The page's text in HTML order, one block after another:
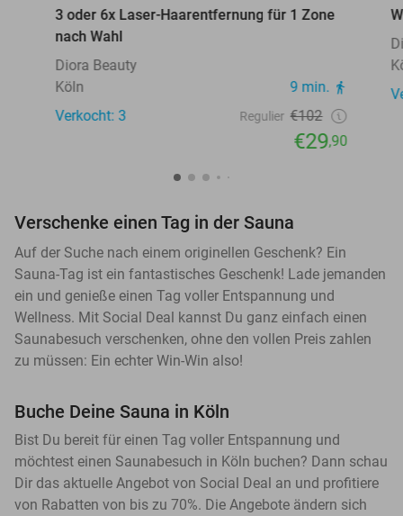
3 oder 6x Laser-Haarentfernung für 1 Zone
nach Wahl
Diora Beauty
Köln
9 min.
Verkocht: 3
Regulier €102
€29,90
Verschenke einen Tag in der Sauna
Auf der Suche nach einem originellen Geschenk? Ein
Sauna-Tag ist ein fantastisches Geschenk! Lade jemanden
ein und genieße einen Tag voller Entspannung und
Wellness. Mit Social Deal kannst Du ganz einfach einen
Saunabesuch verschenken, ohne den vollen Preis zahlen
zu müssen: Ein echter Win-Win also!
Buche Deine Sauna in Köln
Bist Du bereit für einen Tag voller Entspannung und
möchtest einen Saunabesuch in Köln buchen? Dann schau
Dir das aktuelle Angebot von Social Deal an und profitiere
von Rabatten von bis zu 70%. Die Angebote ändern sich